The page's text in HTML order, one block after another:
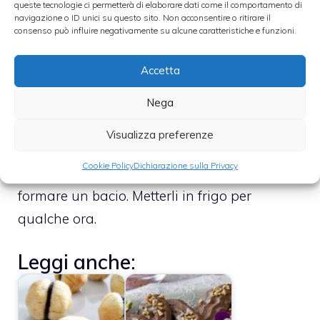
queste tecnologie ci permetterà di elaborare dati come il comportamento di
navigazione o ID unici su questo sito. Non acconsentire o ritirare il
consenso può influire negativamente su alcune caratteristiche e funzioni.
Accetta
Nega
Visualizza preferenze
Cookie PolicyDichiarazione sulla Privacy
Versarla ancora bollente sul cioccolato
fondente che precedentemente sarà stato
spezzato in una terrina, e lasciar riposare il
stabilito, mescolare tutto con un cucchiaio e
montare per circa 10 minuti.Versare il
ponendoli uno sull’altro, in maniera tale da
formare un bacio. Metterli in frigo per
qualche ora.
Leggi anche: